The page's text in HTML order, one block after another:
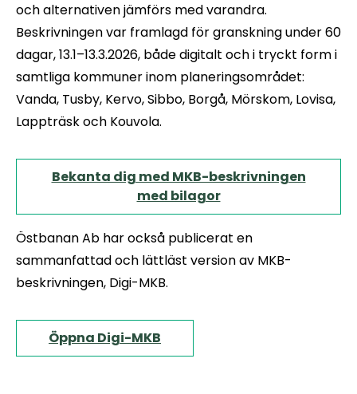
och alternativen jämförs med varandra.
Beskrivningen var framlagd för granskning under 60
dagar, 13.1–13.3.2026, både digitalt och i tryckt form i
samtliga kommuner inom planeringsområdet:
Vanda, Tusby, Kervo, Sibbo, Borgå, Mörskom, Lovisa,
Lappträsk och Kouvola.
Bekanta dig med MKB-beskrivningen
med bilagor
Östbanan Ab har också publicerat en
sammanfattad och lättläst version av MKB-
beskrivningen, Digi-MKB.
Öppna Digi-MKB